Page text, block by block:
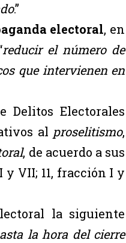
.”
electoral, en
reducir el número de
que intervienen en
Delitos Electorales
al proselitismo,
, de acuerdo a sus
VII; 11, fracción I y
la siguiente
la hora del cierre